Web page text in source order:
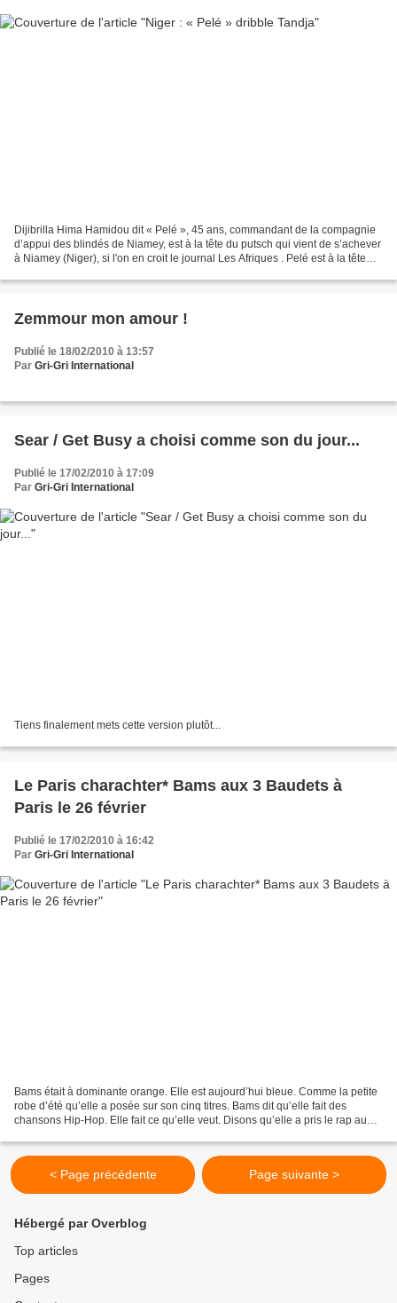
Dijibrilla Hima Hamidou dit « Pelé », 45 ans, commandant de la compagnie
d’appui des blindés de Niamey, est à la tête du putsch qui vient de s’achever
à Niamey (Niger), si l'on en croit le journal Les Afriques . Pelé est à la tête
Zemmour mon amour !
Publié le 18/02/2010 à 13:57
Par Gri-Gri International
Sear / Get Busy a choisi comme son du jour...
Publié le 17/02/2010 à 17:09
Par Gri-Gri International
Tiens finalement mets cette version plutôt...
Le Paris charachter* Bams aux 3 Baudets à
Paris le 26 février
Publié le 17/02/2010 à 16:42
Par Gri-Gri International
Bams était à dominante orange. Elle est aujourd’hui bleue. Comme la petite
robe d’été qu’elle a posée sur son cinq titres. Bams dit qu’elle fait des
chansons Hip-Hop. Elle fait ce qu’elle veut. Disons qu’elle a pris le rap au
< Page précédente Page suivante >
Hébergé par Overblog
Top articles
Pages